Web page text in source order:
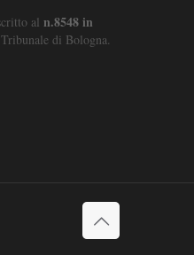
al n.8548 in
di Bologna.